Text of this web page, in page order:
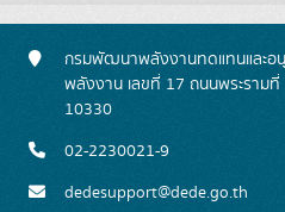
กรมพัฒนาพลังงานทดแทนและอ
พลังงาน เลขที่ 17 ถนนพระราม
10330
02-2230021-9
dedesupport@dede.go.th